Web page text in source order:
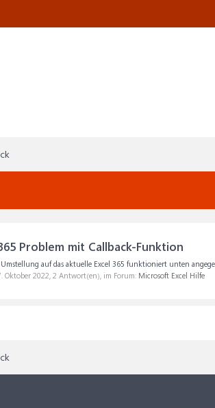
Problem mit Callback-Funktion
Umstellung auf das aktuelle Excel 365 funktioniert unten
Oktober 2022, 2 Antwort(en), im Forum: Microsoft Excel Hilfe